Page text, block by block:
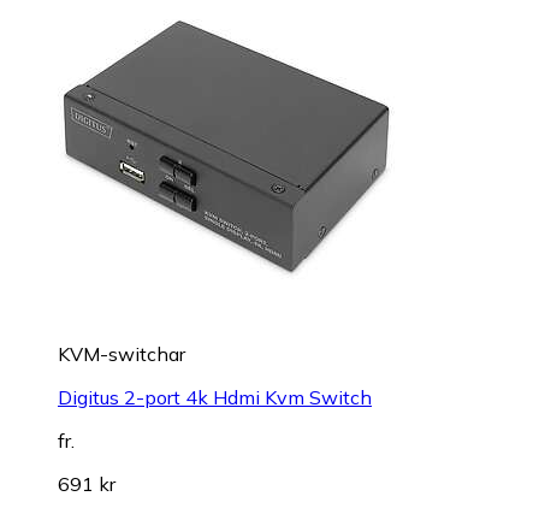
KVM-switchar
Digitus 2-port 4k Hdmi Kvm Switch
fr.
691 kr